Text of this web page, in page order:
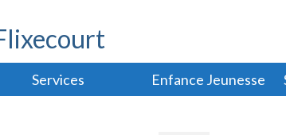
Services Enfance Jeunesse